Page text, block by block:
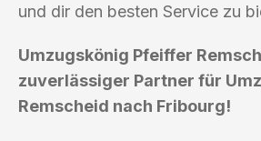
und dir den besten Service zu
Umzugskönig Pfeiffer
zuverlässiger Partner für
Remscheid nach Fribourg!